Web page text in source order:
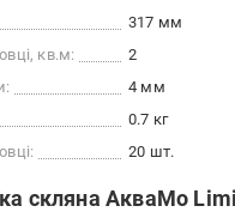
317 мм
кв.м:
2
4 мм
0.7 кг
20 шт.
скляна АкваМо